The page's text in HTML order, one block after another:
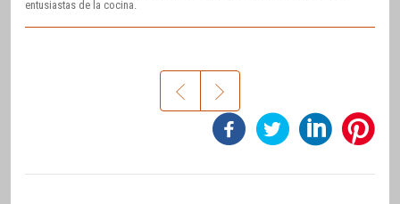
entusiastas de la cocina.